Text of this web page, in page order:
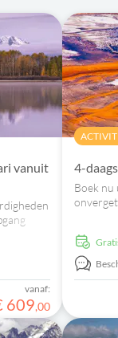
vanuit
vanaf:
609,00
4-
Boek nu